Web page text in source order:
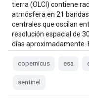
tierra (OLCI) contiene
atmósfera en 21
centrales que oscilan
resolución espacial de
días aproximadamente.
copernicus esa
sentinel